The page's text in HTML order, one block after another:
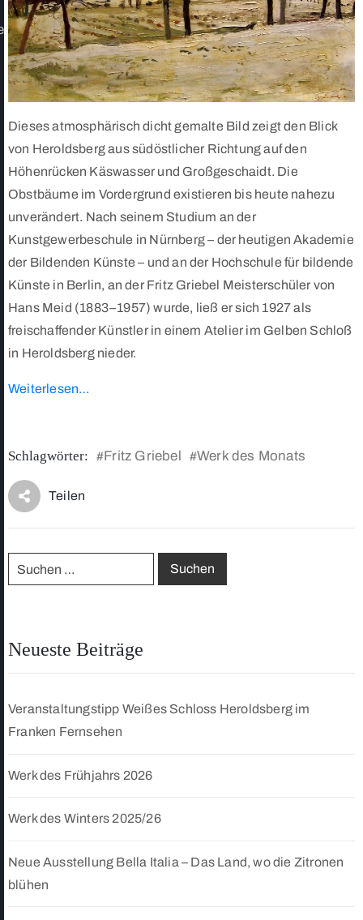
Dieses atmosphärisch dicht gemalte Bild zeigt den Blick
von Heroldsberg aus südöstlicher Richtung auf den
Höhenrücken Käswasser und Großgeschaidt. Die
Obstbäume im Vordergrund existieren bis heute nahezu
unverändert. Nach seinem Studium an der
Kunstgewerbeschule in Nürnberg – der heutigen Akademie
der Bildenden Künste – und an der Hochschule für bildende
Künste in Berlin, an der Fritz Griebel Meisterschüler von
Hans Meid (1883–1957) wurde, ließ er sich 1927 als
freischaffender Künstler in einem Atelier im Gelben Schloß
in Heroldsberg nieder.
Weiterlesen…
Schlagwörter: #Fritz Griebel #Werk des Monats
Teilen
Neueste Beiträge
Veranstaltungstipp Weißes Schloss Heroldsberg im
Franken Fernsehen
Werk des Frühjahrs 2026
Werk des Winters 2025/26
Neue Ausstellung Bella Italia – Das Land, wo die Zitronen
blühen